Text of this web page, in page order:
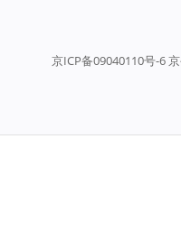
京ICP备09040110号-6